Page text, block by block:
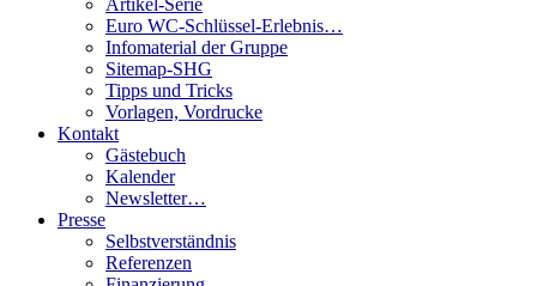
Euro WC-Schlüssel-Erlebnis…
Infomaterial der Gruppe
Sitemap-SHG
Tipps und Tricks
Vorlagen, Vordrucke
Kontakt
Gästebuch
Kalender
Newsletter…
Presse
Selbstverständnis
Referenzen